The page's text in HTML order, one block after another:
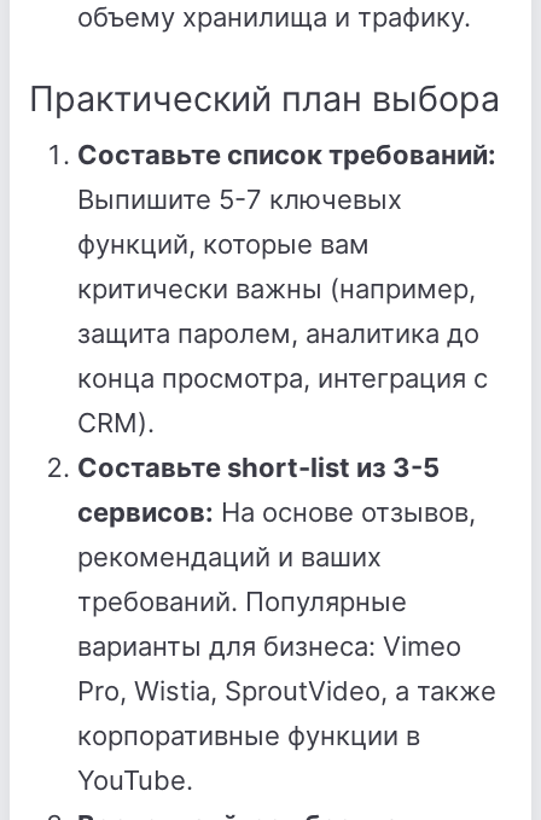
объему хранилища и трафику.
Практический план выбора
Составьте список требований:
Выпишите 5-7 ключевых
функций, которые вам
критически важны (например,
защита паролем, аналитика до
конца просмотра, интеграция с
CRM).
Составьте short-list из 3-5
сервисов: На основе отзывов,
рекомендаций и ваших
требований. Популярные
варианты для бизнеса: Vimeo
Pro, Wistia, SproutVideo, а также
корпоративные функции в
YouTube.